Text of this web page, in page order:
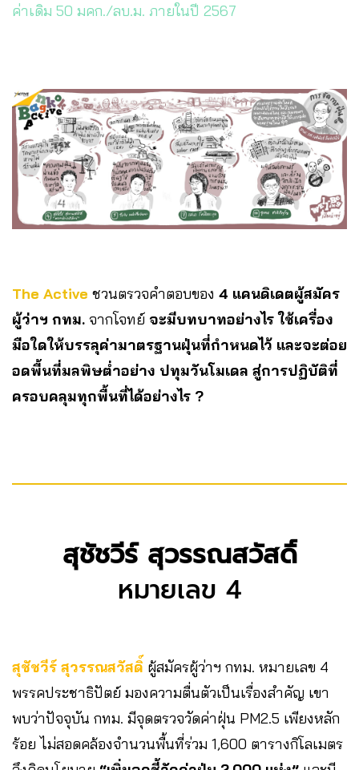
ค่าเดิม 50 มคก./ลบ.ม. ภายในปี 2567
The Active ชวนตรวจคำตอบของ 4 แคนดิเดตผู้สมัคร
ผู้ว่าฯ กทม. จากโจทย์ จะมีบทบาทอย่างไร ใช้เครื่อง
มือใดให้บรรลุค่ามาตรฐานฝุ่นที่กำหนดไว้ และจะต่อย
อดพื้นที่มลพิษต่ำอย่าง ปทุมวันโมเดล สู่การปฏิบัติที่
ครอบคลุมทุกพื้นที่ได้อย่างไร ?
สุชัชวีร์ สุวรรณสวัสดิ์
หมายเลข 4
สุชัชวีร์ สุวรรณสวัสดิ์ ผู้สมัครผู้ว่าฯ กทม. หมายเลข 4
พรรคประชาธิปัตย์ มองความตื่นตัวเป็นเรื่องสำคัญ เขา
พบว่าปัจจุบัน กทม. มีจุดตรวจวัดค่าฝุ่น PM2.5 เพียงหลัก
ร้อย ไม่สอดคล้องจำนวนพื้นที่ร่วม 1,600 ตารางกิโลเมตร